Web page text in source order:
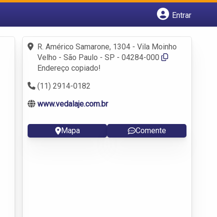
Entrar
Fazer login
Criar conta
R. Américo Samarone, 1304 - Vila Moinho
Velho - São Paulo - SP - 04284-000
Endereço copiado!
(11) 2914-0182
www.vedalaje.com.br
Mapa Comente